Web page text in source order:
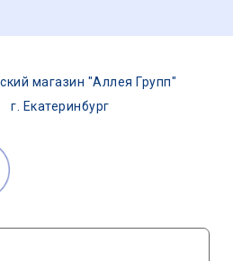
магазин "Аллея Групп"
г. Екатеринбург